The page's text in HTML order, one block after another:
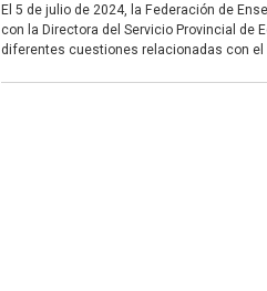
El 5 de julio de 2024, la Federación de
con la Directora del Servicio Provincial de
diferentes cuestiones relacionadas con el